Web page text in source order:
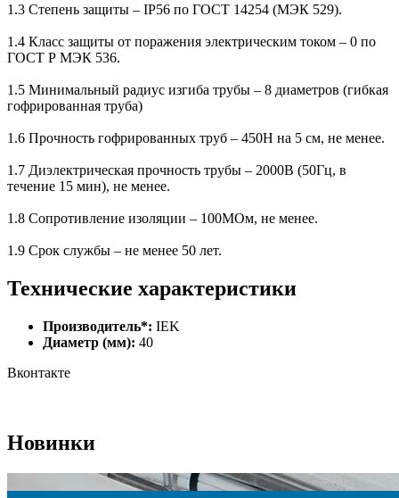
1.3 Степень защиты – IP56 по ГОСТ 14254 (МЭК 529).
1.4 Класс защиты от поражения электрическим током – 0 по
ГОСТ Р МЭК 536.
1.5 Минимальный радиус изгиба трубы – 8 диаметров (гибкая
гофрированная труба)
1.6 Прочность гофрированных труб – 450Н на 5 см, не менее.
1.7 Диэлектрическая прочность трубы – 2000В (50Гц, в
течение 15 мин), не менее.
1.8 Сопротивление изоляции – 100МОм, не менее.
1.9 Срок службы – не менее 50 лет.
Технические характеристики
Производитель*: IEK
Диаметр (мм): 40
Вконтакте
Новинки